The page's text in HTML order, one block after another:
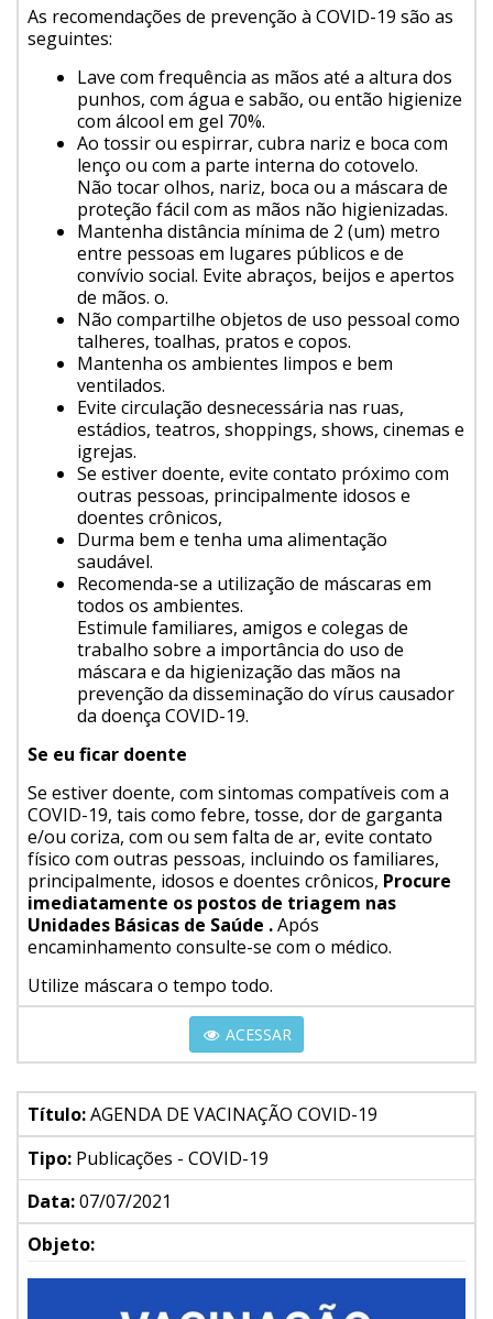
As recomendações de prevenção à COVID-19 são as
seguintes:
Lave com frequência as mãos até a altura dos
punhos, com água e sabão, ou então higienize
com álcool em gel 70%.
Ao tossir ou espirrar, cubra nariz e boca com
lenço ou com a parte interna do cotovelo.
Não tocar olhos, nariz, boca ou a máscara de
proteção fácil com as mãos não higienizadas.
Mantenha distância mínima de 2 (um) metro
entre pessoas em lugares públicos e de
convívio social. Evite abraços, beijos e apertos
de mãos. o.
Não compartilhe objetos de uso pessoal como
talheres, toalhas, pratos e copos.
Mantenha os ambientes limpos e bem
ventilados.
Evite circulação desnecessária nas ruas,
estádios, teatros, shoppings, shows, cinemas e
igrejas.
Se estiver doente, evite contato próximo com
outras pessoas, principalmente idosos e
doentes crônicos,
Durma bem e tenha uma alimentação
saudável.
Recomenda-se a utilização de máscaras em
todos os ambientes.
Estimule familiares, amigos e colegas de
trabalho sobre a importância do uso de
máscara e da higienização das mãos na
prevenção da disseminação do vírus causador
da doença COVID-19.
Se eu ficar doente
Se estiver doente, com sintomas compatíveis com a
COVID-19, tais como febre, tosse, dor de garganta
e/ou coriza, com ou sem falta de ar, evite contato
físico com outras pessoas, incluindo os familiares,
principalmente, idosos e doentes crônicos, Procure
imediatamente os postos de triagem nas
Unidades Básicas de Saúde .Após
encaminhamento consulte-se com o médico.
Utilize máscara o tempo todo.
ACESSAR
Título:AGENDA DE VACINAÇÃO COVID-19
Tipo: Publicações - COVID-19
Data:07/07/2021
Objeto: